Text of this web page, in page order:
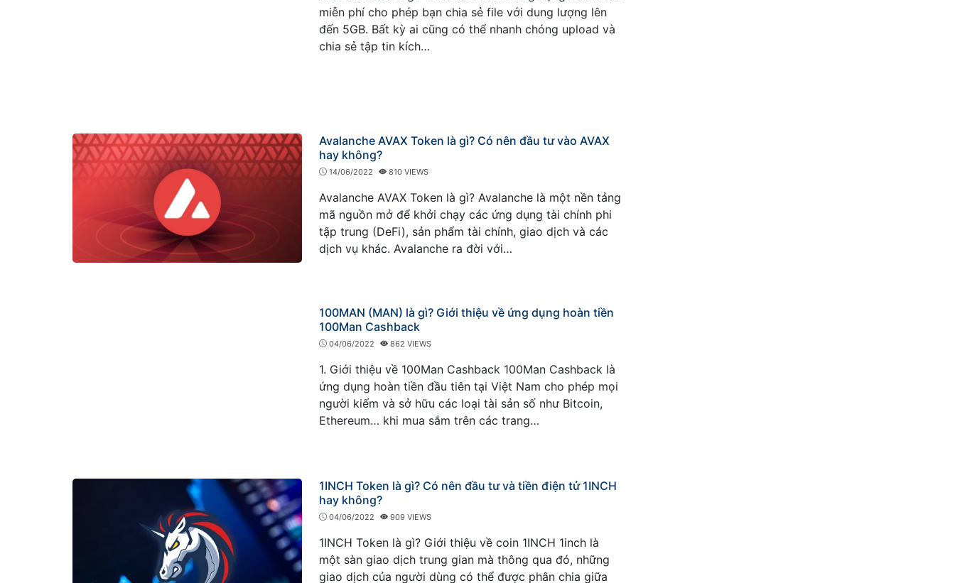
miễn phí cho phép bạn chia sẻ file với dung lượng lên
đến 5GB. Bất kỳ ai cũng có thể nhanh chóng upload và
chia sẻ tập tin kích…
Avalanche AVAX Token là gì? Có nên đầu tư vào AVAX
hay không?
14/06/2022 810 VIEWS
Avalanche AVAX Token là gì? Avalanche là một nền tảng
mã nguồn mở để khởi chạy các ứng dụng tài chính phi
tập trung (DeFi), sản phẩm tài chính, giao dịch và các
dịch vụ khác. Avalanche ra đời với…
100MAN (MAN) là gì? Giới thiệu về ứng dụng hoàn tiền
100Man Cashback
04/06/2022 862 VIEWS
1. Giới thiệu về 100Man Cashback 100Man Cashback là
ứng dụng hoàn tiền đầu tiên tại Việt Nam cho phép mọi
người kiếm và sở hữu các loại tài sản số như Bitcoin,
Ethereum… khi mua sắm trên các trang…
1INCH Token là gì? Có nên đầu tư và tiền điện tử 1INCH
hay không?
04/06/2022 909 VIEWS
1INCH Token là gì? Giới thiệu về coin 1INCH 1inch là
một sàn giao dịch trung gian mà thông qua đó, những
giao dịch của người dùng có thể được phân chia giữa